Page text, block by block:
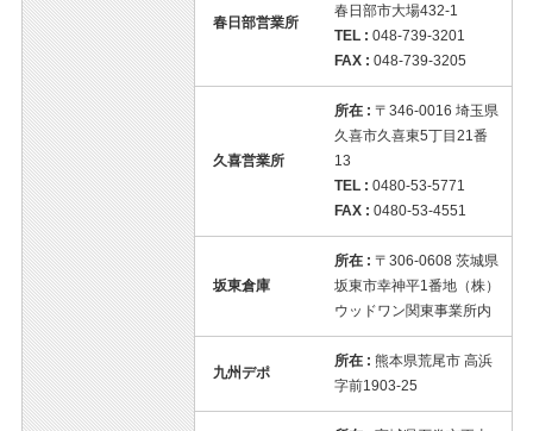
春日部営業所
春日部市大場432-1
TEL : 048-739-3201
FAX : 048-739-3205
久喜営業所
所在 : 〒346-0016 埼玉県
久喜市久喜東5丁目21番
13
TEL : 0480-53-5771
FAX : 0480-53-4551
坂東倉庫
所在 : 〒306-0608 茨城県
坂東市幸神平1番地（株）
ウッドワン関東事業所内
九州デポ
所在 : 熊本県荒尾市 高浜
字前1903-25